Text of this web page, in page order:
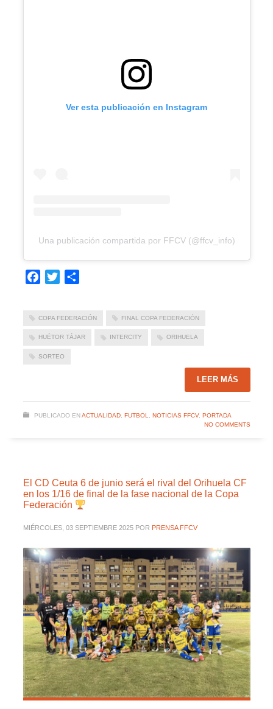
Ver esta publicación en Instagram
Una publicación compartida por FFCV (@ffcv_info)
Facebook
Twitter
COPA FEDERACIÓN FINAL COPA FEDERACIÓN
HUÉTOR TÁJAR INTERCITY ORIHUELA
SORTEO
LEER MÁS
PUBLICADO EN ACTUALIDAD, FUTBOL NOTICIAS FFCV, PORTADA
NO COMMENTS
El CD Ceuta 6 de junio será el rival del Orihuela CF
en los 1/16 de final de la fase nacional de la Copa
Federación
MIÉRCOLES, 03 SEPTIEMBRE 2025 POR PRENSA FFCV